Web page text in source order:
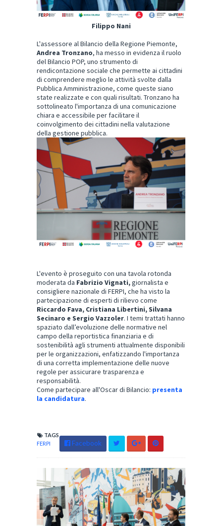
Filippo Nani
L'assessore al Bilancio della Regione Piemonte,
Andrea Tronzano, ha messo in evidenza il ruolo
del Bilancio POP, uno strumento di
rendicontazione sociale che permette ai cittadini
di comprendere meglio le attività svolte dalla
Pubblica Amministrazione, come queste siano
state realizzate e con quali risultati. Tronzano ha
sottolineato l'importanza di una comunicazione
chiara e accessibile per facilitare il
coinvolgimento dei cittadini nella valutazione
della gestione pubblica.
L'evento è proseguito con una tavola rotonda
moderata da Fabrizio Vignati,giornalista e
consigliere nazionale di FERPI, che ha visto la
partecipazione di esperti di rilievo come
Riccardo Fava, Cristiana Libertini, Silvana
Secinaro e Sergio Vazzoler. I temi trattati hanno
spaziato dall’evoluzione delle normative nel
campo della reportistica finanziaria e di
sostenibilità agli strumenti attualmente disponibili
per le organizzazioni, enfatizzando l'importanza
di una corretta implementazione delle nuove
regole per assicurare trasparenza e
responsabilità.
Come partecipare all'Oscar di Bilancio: presenta
la candidatura.
TAGS
FERPI
Facebook